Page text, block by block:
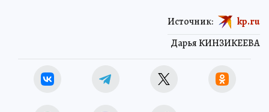
Дарья КИНЗИКЕЕВА
Источник: kp.ru